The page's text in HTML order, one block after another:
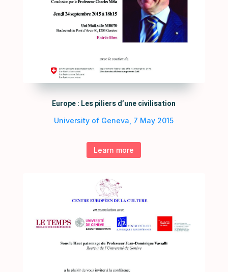
Europe : Les piliers d’une civilisation
University of Geneva, 7 May 2015
Learn more